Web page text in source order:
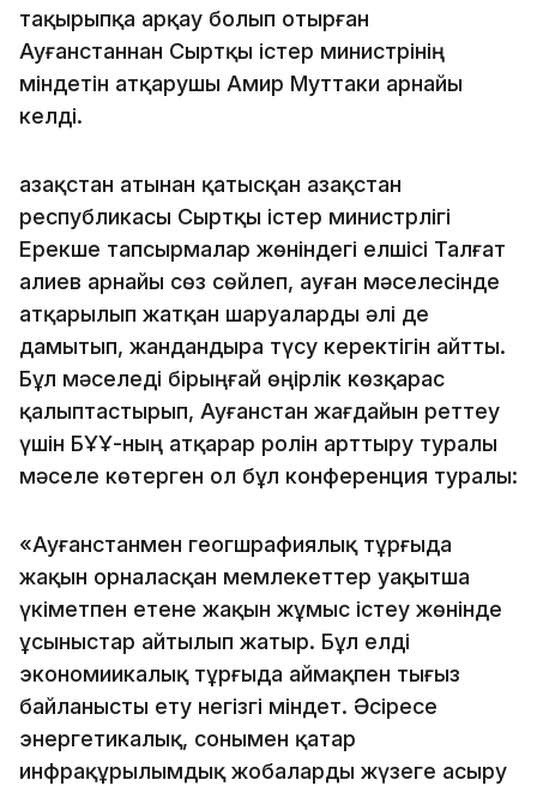
тақырыпқа арқау болып отырған
Ауғанстаннан Сыртқы істер министрінің
міндетін атқарушы Амир Муттаки арнайы
келді.
Қазақстан атынан қатысқан Қазақстан
республикасы Сыртқы істер министрлігі
Ерекше тапсырмалар жөніндегі елшісі Талғат
Қалиев арнайы сөз сөйлеп, ауған мәселесінде
атқарылып жатқан шаруаларды әлі де
дамытып, жандандыра түсу керектігін айтты.
Бұл мәселеді бірыңғай өңірлік көзқарас
қалыптастырып, Ауғанстан жағдайын реттеу
үшін БҰҰ-ның атқарар ролін арттыру туралы
мәселе көтерген ол бұл конференция туралы:
«Ауғанстанмен геогшрафиялық тұрғыда
жақын орналасқан мемлекеттер уақытша
үкіметпен етене жақын жұмыс істеу жөнінде
ұсыныстар айтылып жатыр. Бұл елді
экономиикалық тұрғыда аймақпен тығыз
байланысты ету негізгі міндет. Әсіресе
энергетикалық, сонымен қатар
инфрақұрылымдық жобаларды жүзеге асыру